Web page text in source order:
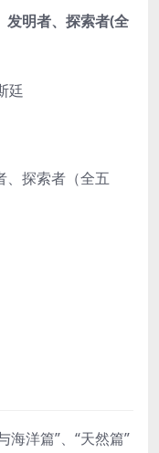
发明者、探索者(全
廷
、探索者（全五
海洋篇”、“天然篇”